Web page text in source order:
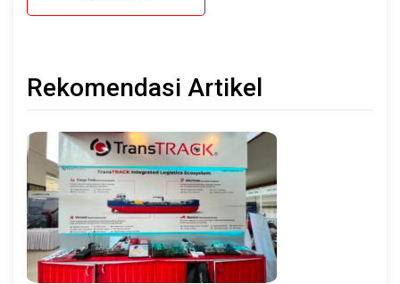
Rekomendasi Artikel